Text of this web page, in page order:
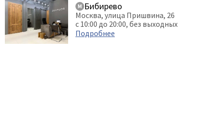
Бибирево
Москва, улица Пришвина, 26
с 10:00 до 20:00, без выходных
Подробнее